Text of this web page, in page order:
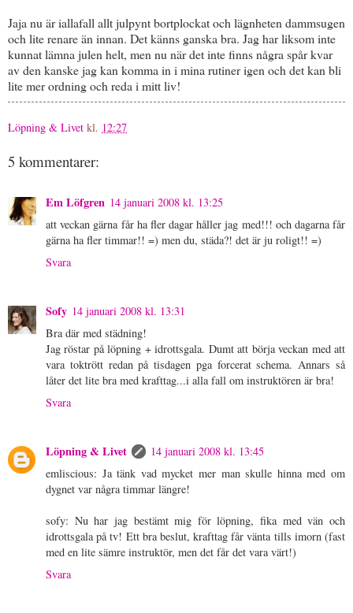
Jaja nu är iallafall allt julpynt bortplockat och lägnheten dammsugen
och lite renare än innan. Det känns ganska bra. Jag har liksom inte
kunnat lämna julen helt, men nu när det inte finns några spår kvar
av den kanske jag kan komma in i mina rutiner igen och det kan bli
lite mer ordning och reda i mitt liv!
Löpning & Livet kl. 12:27
5 kommentarer:
Em Löfgren 14 januari 2008 kl. 13:25
att veckan gärna får ha fler dagar håller jag med!!! och dagarna får
gärna ha fler timmar!! =) men du, städa?! det är ju roligt!! =)
Svara
Sofy 14 januari 2008 kl. 13:31
Bra där med städning!
Jag röstar på löpning + idrottsgala. Dumt att börja veckan med att
vara toktrött redan på tisdagen pga forcerat schema. Annars så
låter det lite bra med krafttag...i alla fall om instruktören är bra!
Svara
Löpning & Livet
14 januari 2008 kl. 13:45
emliscious: Ja tänk vad mycket mer man skulle hinna med om
dygnet var några timmar längre!
sofy: Nu har jag bestämt mig för löpning, fika med vän och
idrottsgala på tv! Ett bra beslut, krafttag får vänta tills imorn (fast
med en lite sämre instruktör, men det får det vara värt!)
Svara